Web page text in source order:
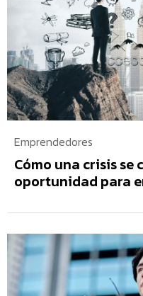
Emprendedores
Cómo una crisis
oportunidad para